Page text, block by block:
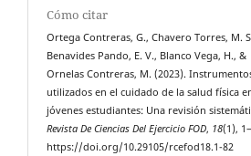
Cómo citar
Ortega Contreras, G., Chavero Torres, M.
Benavides Pando, E. V., Blanco Vega, H., &
Ornelas Contreras, M. (2023).
utilizados en el cuidado de la salud física
jóvenes estudiantes: Una revisión
Revista De Ciencias Del Ejercicio FOD, 18(1),
https://doi.org/10.29105/rcefod18.1-82